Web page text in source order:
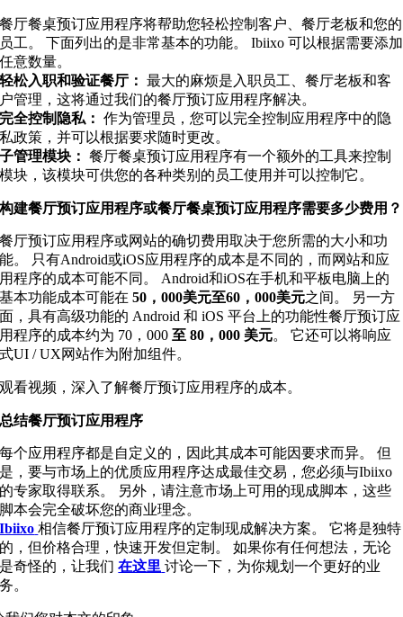
餐厅餐桌预订应用程序将帮助您轻松控制客户、餐厅老板和您的
员工。 下面列出的是非常基本的功能。 Ibiixo 可以根据需要添加
任意数量。
轻松入职和验证餐厅： 最大的麻烦是入职员工、餐厅老板和客
户管理，这将通过我们的餐厅预订应用程序解决。
完全控制隐私： 作为管理员，您可以完全控制应用程序中的隐
私政策，并可以根据要求随时更改。
子管理模块： 餐厅餐桌预订应用程序有一个额外的工具来控制
模块，该模块可供您的各种类别的员工使用并可以控制它。
构建餐厅预订应用程序或餐厅餐桌预订应用程序需要多少费用？
餐厅预订应用程序或网站的确切费用取决于您所需的大小和功
能。 只有Android或iOS应用程序的成本是不同的，而网站和应
用程序的成本可能不同。 Android和iOS在手机和平板电脑上的
基本功能成本可能在50，000美元至60，000美元之间。 另一方
面，具有高级功能的 Android 和 iOS 平台上的功能性餐厅预订应
用程序的成本约为 70，000至 80，000 美元。 它还可以将响应
式UI / UX网站作为附加组件。
观看视频，深入了解餐厅预订应用程序的成本。
总结餐厅预订应用程序
每个应用程序都是自定义的，因此其成本可能因要求而异。 但
是，要与市场上的优质应用程序达成最佳交易，您必须与Ibiixo
的专家取得联系。 另外，请注意市场上可用的现成脚本，这些
脚本会完全破坏您的商业理念。
Ibiixo 相信餐厅预订应用程序的定制现成解决方案。 它将是独特
的，但价格合理，快速开发但定制。 如果你有任何想法，无论
是奇怪的，让我们在这里 讨论一下，为你规划一个更好的业
务。